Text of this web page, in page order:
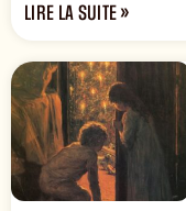
LIRE LA SUITE »